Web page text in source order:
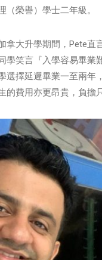
（榮譽）學士二年級。
拿大升學期間，Pete直
學笑言『入學容易畢業
選擇延遲畢業一至兩年
的費用亦更昂貴，負擔